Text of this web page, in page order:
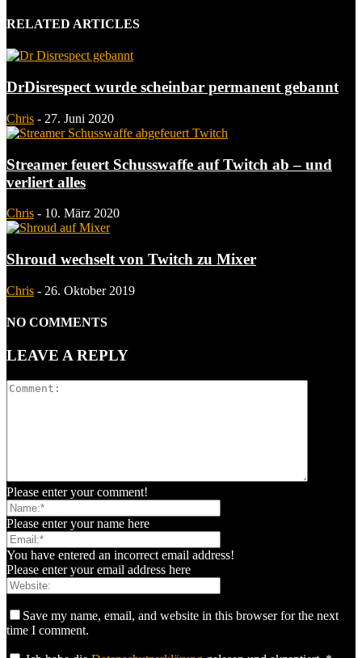
RELATED ARTICLES
DrDisrespect wurde scheinbar permanent gebannt
Chris - 27. Juni 2020
Streamer feuert Schusswaffe auf Twitch ab – und
verliert alles
Chris - 10. März 2020
Shroud wechselt von Twitch zu Mixer
Chris - 26. Oktober 2019
NO COMMENTS
LEAVE A REPLY
Please enter your comment!
Please enter your name here
You have entered an incorrect email address!
Please enter your email address here
Save my name, email, and website in this browser for the next
time I comment.